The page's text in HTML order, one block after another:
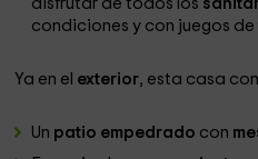
disfrutar de todos los
condiciones y con juegos de
Ya en el exterior, esta casa
Un patio empedrado con